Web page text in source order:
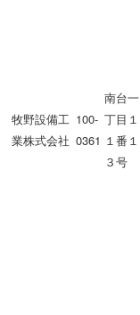
牧野設備工
業株式会社
100-
0361
南台一
丁目１
１番１
３号